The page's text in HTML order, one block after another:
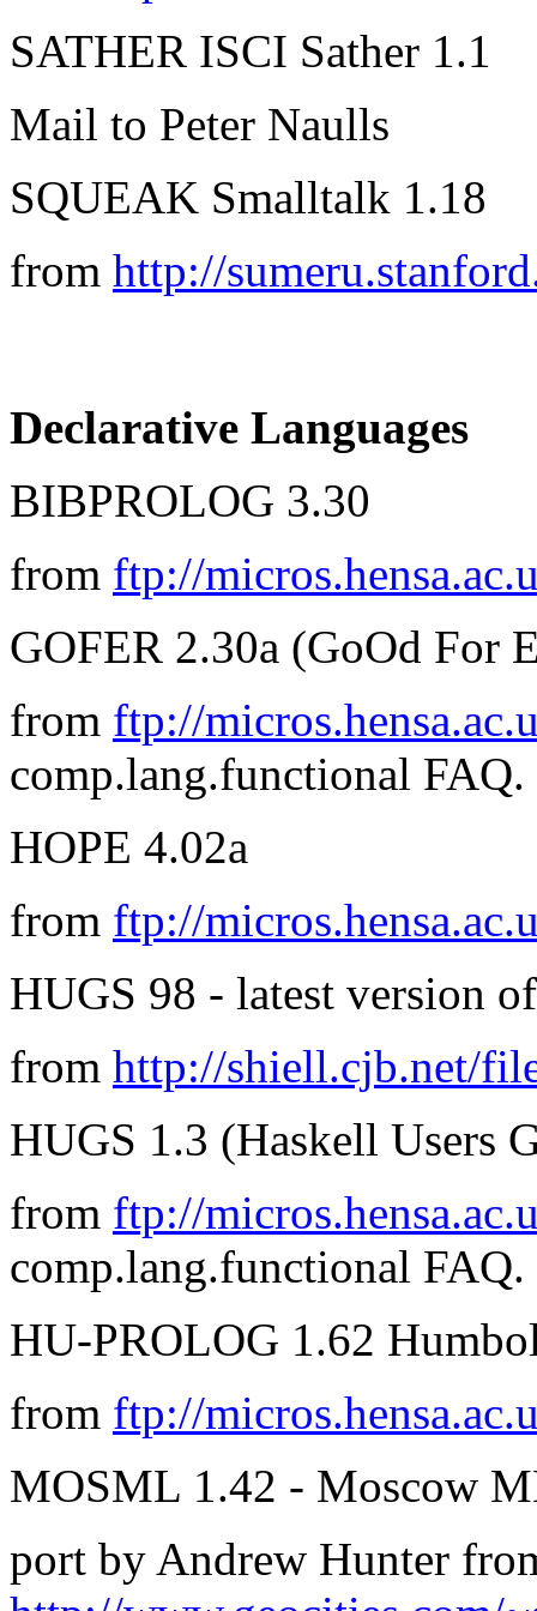
SATHER ISCI Sather 1.1
Mail to Peter Naulls
SQUEAK Smalltalk 1.18
from http://
Declarative Languages
BIBPROLOG 3.30
from ftp://
GOFER 2.30a (GoOd For
from ftp://
comp.lang.functional FAQ.
HOPE 4.02a
from ftp://
HUGS 98 - latest version
from http://shiell.cjb.net/
HUGS 1.3 (Haskell Users
from ftp://
comp.lang.functional FAQ.
HU-PROLOG 1.62
from ftp://
MOSML 1.42 - Moscow
port by Andrew Hunter